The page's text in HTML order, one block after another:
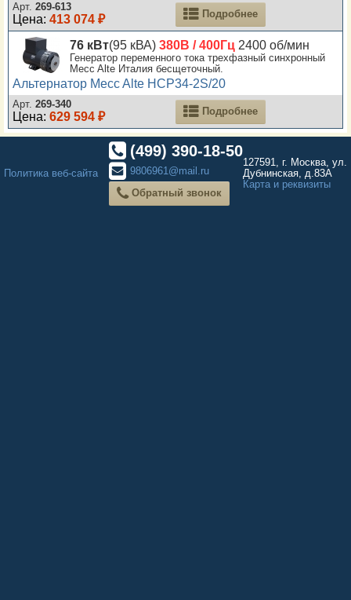
Арт. 269-613
Цена: 413 074 ₽ Подробнее
76 кВт(95 кВА) 380В / 400Гц 2400 об/мин
Генератор переменного тока трехфазный синхронный
Mecc Alte Италия бесщеточный.
Альтернатор Mecc Alte HCP34-2S/20
Арт. 269-340
Цена: 629 594 ₽ Подробнее
Политика веб-сайта
(499) 390-18-50
9806961@mail.ru
Обратный звонок
127591, г. Москва, ул.
Дубнинская, д.83А
Карта и реквизиты